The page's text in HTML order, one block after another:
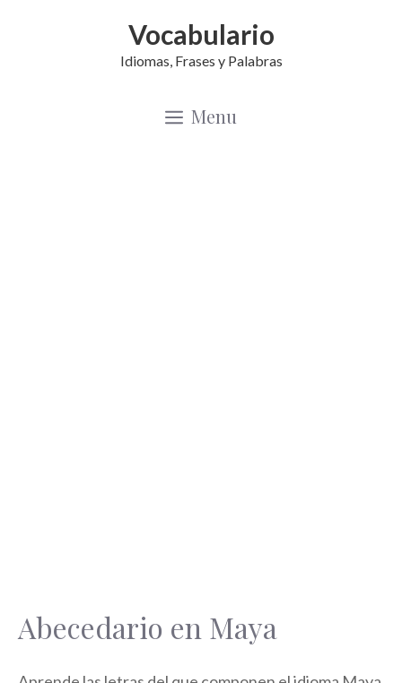
Vocabulario
Idiomas, Frases y Palabras
Menu
Abecedario en Maya